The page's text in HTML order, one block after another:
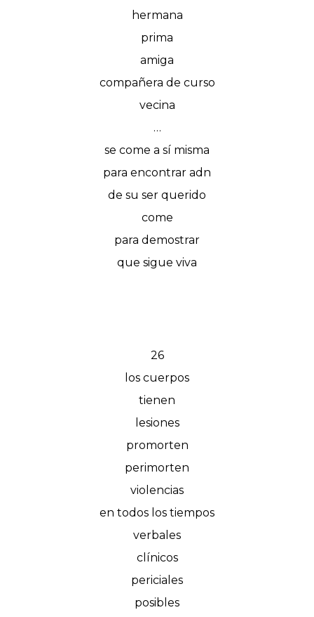
hermana
prima
amiga
compañera de curso
vecina
…
se come a sí misma
para encontrar adn
de su ser querido
come
para demostrar
que sigue viva
26
los cuerpos
tienen
lesiones
promorten
perimorten
violencias
en todos los tiempos
verbales
clínicos
periciales
posibles